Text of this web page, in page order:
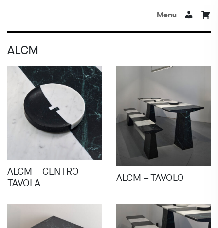
Menu
ALCM
ALCM – CENTRO
TAVOLA
ALCM – TAVOLO